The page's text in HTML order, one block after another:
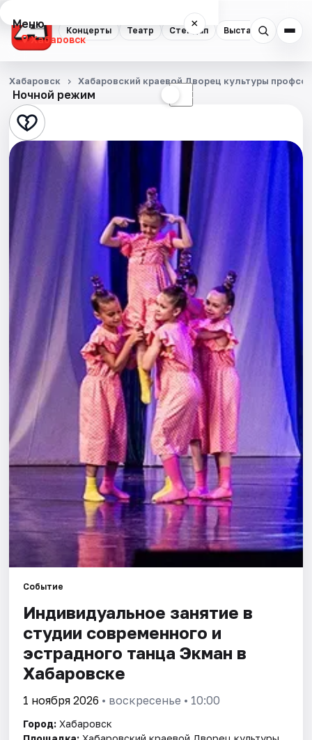
Концерты Театр Стендап Выставки
Меню ×
Хабаровск
Концерты
Театр
Стендап
Экскурсии
Города
Площадки
Артисты
Рейтинги
Ночной режим ☾
Хабаровск Хабаровский краевой Дворец культуры
Событие
Индивидуальное занятие в
студии современного и
эстрадного танца Экман в
Хабаровске
1 ноября 2026 • воскресенье • 10:00
Город: Хабаровск